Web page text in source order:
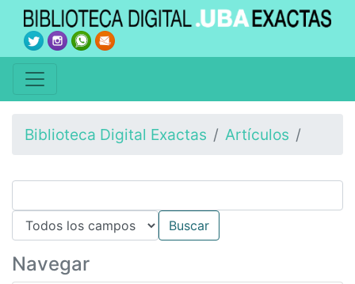
Biblioteca Digital Exactas Artículos
Navegar